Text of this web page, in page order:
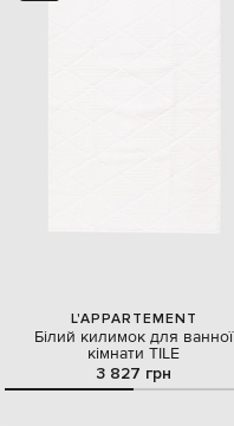
L'APPARTEMENT
Білий килимок для ванної
кімнати TILE
3 827 грн